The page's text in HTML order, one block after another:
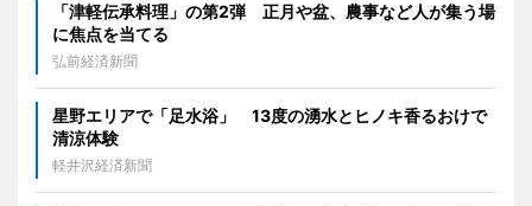
「津軽伝承料理」の第2弾 正月や盆、農事など人が集う場
に焦点を当てる
弘前経済新聞
星野エリアで「足水浴」 13度の湧水とヒノキ香るおけで
清涼体験
軽井沢経済新聞